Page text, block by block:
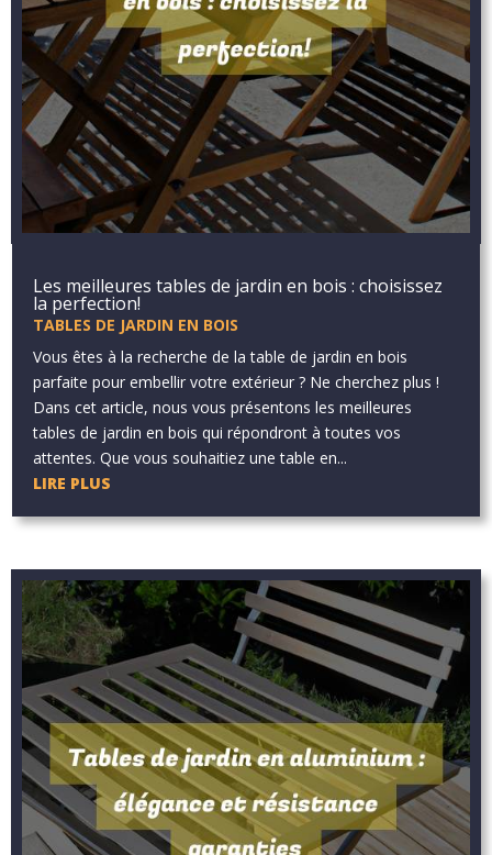
Les meilleures tables de jardin en bois : choisissez
la perfection!
TABLES DE JARDIN EN BOIS
Vous êtes à la recherche de la table de jardin en bois
parfaite pour embellir votre extérieur ? Ne cherchez plus !
Dans cet article, nous vous présentons les meilleures
tables de jardin en bois qui répondront à toutes vos
attentes. Que vous souhaitiez une table en...
LIRE PLUS